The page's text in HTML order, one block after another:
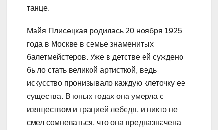
танце.
Майя Плисецкая родилась 20 ноября 1925
года в Москве в семье знаменитых
балетмейстеров. Уже в детстве ей суждено
было стать великой артисткой, ведь
искусство пронизывало каждую клеточку ее
существа. В юных годах она умерла с
изяществом и грацией лебедя, и никто не
смел сомневаться, что она предназначена